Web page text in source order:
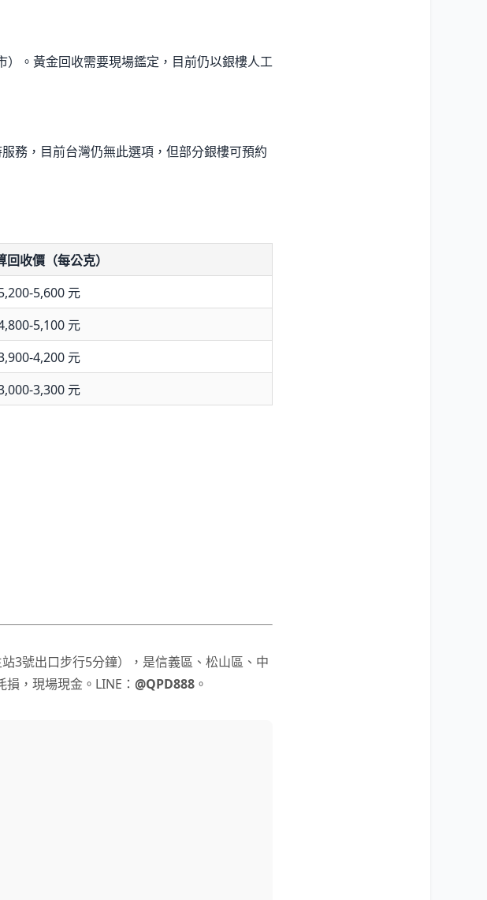
。黃金回收需要現場鑑定，目前仍以銀樓人工
務，目前台灣仍無此選項，但部分銀樓可預約
回收價（每公克）
5,600 元
5,100 元
4,200 元
3,300 元
3號出口步行5分鐘），是信義區、松山區、中
，現場現金。LINE： @QPD888 。